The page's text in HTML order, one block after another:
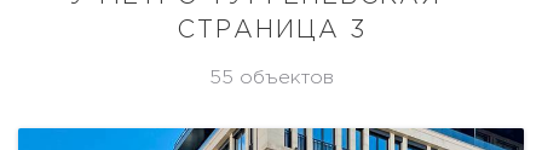
СТРАНИЦА 3
55 объектов